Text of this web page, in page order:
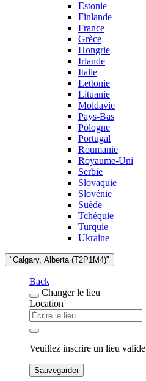
Estonie
Finlande
France
Grèce
Hongrie
Irlande
Italie
Lettonie
Lituanie
Moldavie
Pays-Bas
Pologne
Portugal
Roumanie
Royaume-Uni
Serbie
Slovaquie
Slovénie
Suède
Tchéquie
Turquie
Ukraine
"Calgary, Alberta (T2P1M4)"
Back
Changer le lieu
Location
Veuillez inscrire un lieu valide
Sauvegarder